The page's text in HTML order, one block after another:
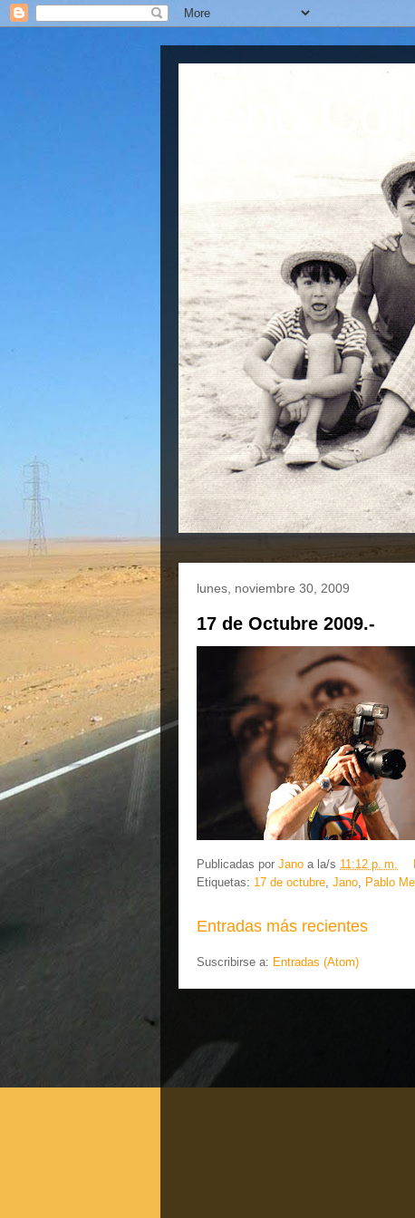
Jano
lunes, noviembre 30, 2009
17 de Octubre 2009.-
Publicadas por Jano a la/s 11:12 p. m.
Etiquetas: 17 de octubre Jano Pablo
Entradas más recientes
Suscribirse a: Entradas (Atom)